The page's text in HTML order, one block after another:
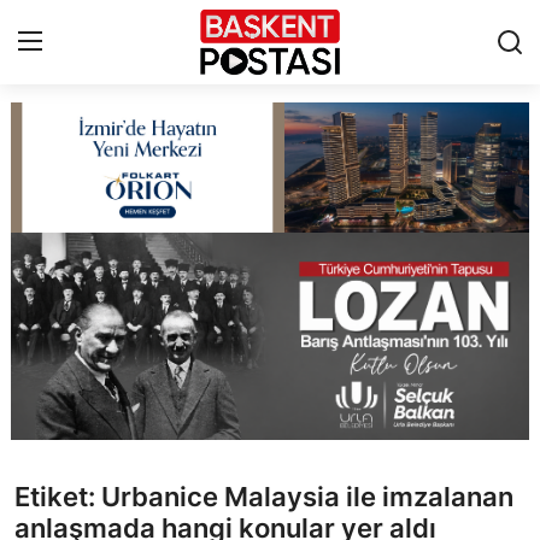
Çerez Politikası
Künye
Ankara
TBMM
Cumhurbaşkanlığı
Etiket: Urbanice Malaysia ile imzalanan
anlaşmada hangi konular yer aldı